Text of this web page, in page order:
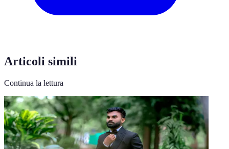
Articoli simili
Continua la lettura